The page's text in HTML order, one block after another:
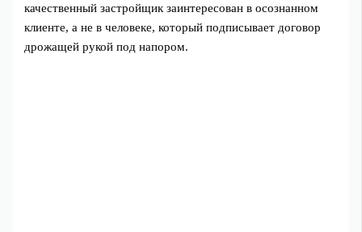
качественный застройщик заинтересован в осознанном
клиенте, а не в человеке, который подписывает договор
дрожащей рукой под напором.